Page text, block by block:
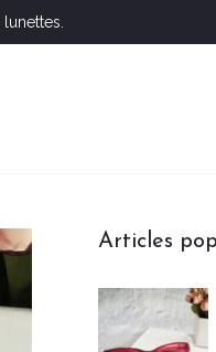
lunettes.
Articles